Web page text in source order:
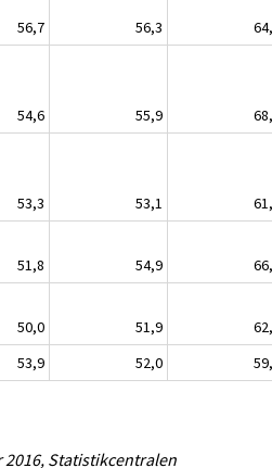
56,7 56,3
54,6 55,9
53,3 53,1
51,8 54,9
50,0 51,9
53,9 52,0
Statistikcentralen